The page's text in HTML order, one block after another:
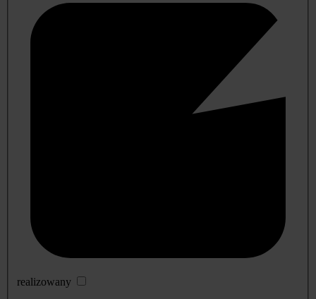
realizowany